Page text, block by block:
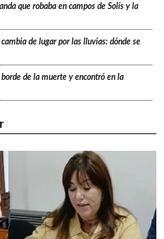
que robaba en campos de Solís y la
de lugar por las lluvias: dónde se
de la muerte y encontró en la